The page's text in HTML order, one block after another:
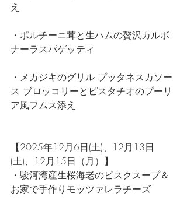
え
・ポルチーニ茸と生ハムの贅沢カルボ
ナーラスパゲッティ
・メカジキのグリル プッタネスカソー
ス ブロッコリーとピスタチオのプーリ
ア風フムス添え
【2025年12月6日(土)、12月13日
(土)、12月15日（月）】
・駿河湾産生桜海老のビスクスープ＆
お家で手作りモッツァレラチーズ